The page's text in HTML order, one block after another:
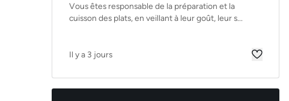
Vous êtes responsable de la préparation et la
cuisson des plats, en veillant à leur goût, leur s...
Il y a 3 jours